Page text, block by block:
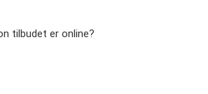
tilbudet er online?